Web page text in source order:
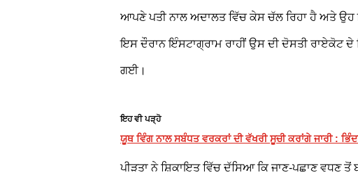
ਆਪਣੇ ਪਤੀ ਨਾਲ ਅਦਾਲਤ ਵਿੱਚ ਕੇਸ ਚੱਲ ਰਿਹਾ ਹੈ ਅਤੇ ਉਹ
ਇਸ ਦੌਰਾਨ ਇੰਸਟਾਗ੍ਰਾਮ ਰਾਹੀਂ ਉਸ ਦੀ ਦੋਸਤੀ ਰਾਏਕੋਟ ਦੇ
ਗਈ।
ਇਹ ਵੀ ਪੜ੍ਹੋ
ਯੂਥ ਵਿੰਗ ਨਾਲ ਸਬੰਧਤ ਵਰਕਰਾਂ ਦੀ ਵੱਖਰੀ ਸੂਚੀ ਕਰਾਂਗੇ ਜਾਰੀ :
ਪੀੜਤਾ ਨੇ ਸ਼ਿਕਾਇਤ ਵਿੱਚ ਦੱਸਿਆ ਕਿ ਜਾਣ-ਪਛਾਣ ਵਧਣ